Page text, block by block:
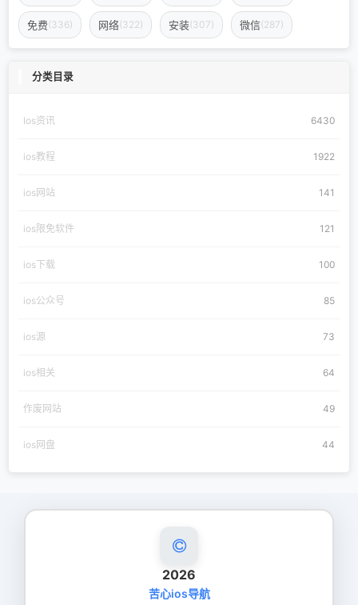
免费(336) 网络(322) 安装(307) 微信(287)
分类目录
Ios资讯 6430
ios教程 1922
ios网站 141
ios限免软件 121
ios下载 100
ios公众号 85
ios源 73
ios相关 64
作废网站 49
ios网盘 44
2026
苦心ios导航